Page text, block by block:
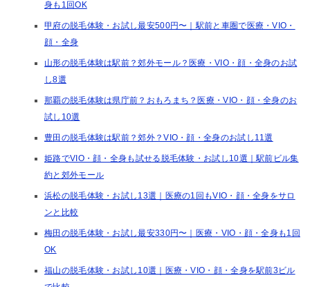
身も1回OK
甲府の脱毛体験・お試し最安500円〜｜駅前と車圏で医療・VIO・
顔・全身
山形の脱毛体験は駅前？郊外モール？医療・VIO・顔・全身のお試
し8選
那覇の脱毛体験は県庁前？おもろまち？医療・VIO・顔・全身のお
試し10選
豊田の脱毛体験は駅前？郊外？VIO・顔・全身のお試し11選
姫路でVIO・顔・全身も試せる脱毛体験・お試し10選｜駅前ビル集
約と郊外モール
浜松の脱毛体験・お試し13選｜医療の1回もVIO・顔・全身をサロ
ンと比較
梅田の脱毛体験・お試し最安330円〜｜医療・VIO・顔・全身も1回
OK
福山の脱毛体験・お試し10選｜医療・VIO・顔・全身を駅前3ビル